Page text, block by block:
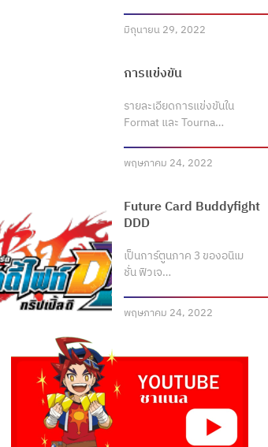
มิถุนายน 29, 2022
การแข่งขัน
รายละเอียดการแข่งขันใน
Format และ Tourna…
พฤษภาคม 24, 2022
Future Card Buddyfight
DDD
เป็นการ์ตูนภาค 3 ของอนิเม
ชั่น ฟิวเจ…
พฤษภาคม 24, 2022